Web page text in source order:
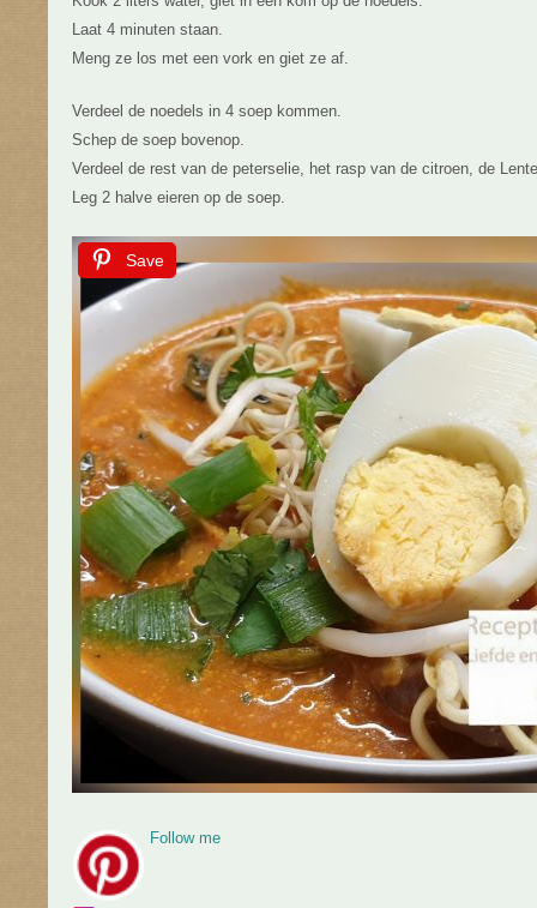
Laat 4 minuten staan.
Meng ze los met een vork en giet ze af.
Verdeel de noedels in 4 soep kommen.
Schep de soep bovenop.
Verdeel de rest van de peterselie, het rasp van de citroen, de
Leg 2 halve eieren op de soep.
Save
Follow me